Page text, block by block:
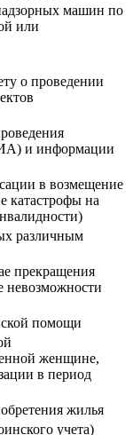
машин по
или
о проведении
и информации
в возмещение
катастрофы на
различным
прекращения
невозможности
помощи
женщине,
в период
жилья
учета)